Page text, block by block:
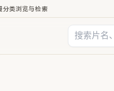
类浏览与检索